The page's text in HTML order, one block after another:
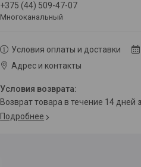
+375 (44) 509-47-07
Многоканальный
Условия оплаты и доставки
Адрес и контакты
возврат товара в течение 14 дней
Подробнее